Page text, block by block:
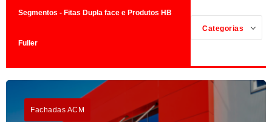
Segmentos - Fitas Dupla face e Produtos HB
Fuller
Categorias
Fachadas ACM